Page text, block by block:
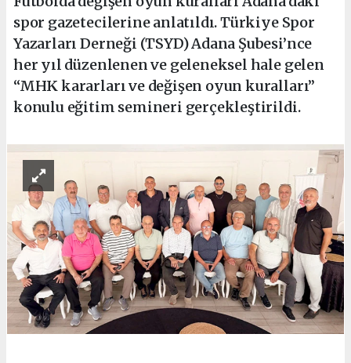
spor gazetecilerine anlatıldı. Türkiye Spor
Yazarları Derneği (TSYD) Adana Şubesi’nce
her yıl düzenlenen ve geleneksel hale gelen
“MHK kararları ve değişen oyun kuralları”
konulu eğitim semineri gerçekleştirildi.